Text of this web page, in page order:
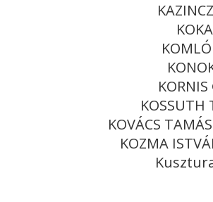
KORNIS
KOSSUTH
KOVÁCS
KOZMA